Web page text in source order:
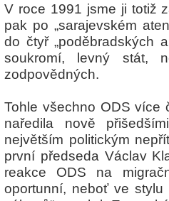
V roce 1991 jsme ji totiž
pak po „sarajevském
do čtyř „poděbradských
soukromí, levný stát,
zodpovědných.
Tohle všechno ODS více
naředila nově
největším politickým
první předseda Václav
reakce ODS na
oportunní, neboť ve stylu